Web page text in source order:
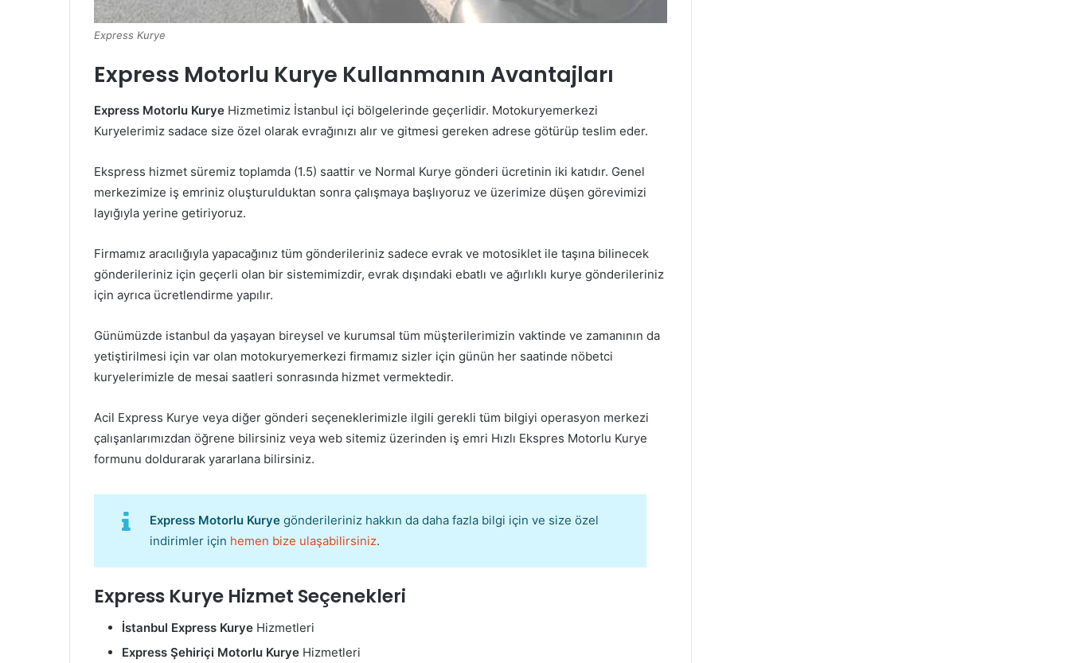
Express Kurye
Express Motorlu Kurye Kullanmanın Avantajları
Express Motorlu Kurye Hizmetimiz İstanbul içi bölgelerinde geçerlidir. Motokuryemerkezi
Kuryelerimiz sadace size özel olarak evrağınızı alır ve gitmesi gereken adrese götürüp teslim eder.
Ekspress hizmet süremiz toplamda (1.5) saattir ve Normal Kurye gönderi ücretinin iki katıdır. Genel
merkezimize iş emriniz oluşturulduktan sonra çalışmaya başlıyoruz ve üzerimize düşen görevimizi
layığıyla yerine getiriyoruz.
Firmamız aracılığıyla yapacağınız tüm gönderileriniz sadece evrak ve motosiklet ile taşına bilinecek
gönderileriniz için geçerli olan bir sistemimizdir, evrak dışındaki ebatlı ve ağırlıklı kurye gönderileriniz
için ayrıca ücretlendirme yapılır.
Günümüzde istanbul da yaşayan bireysel ve kurumsal tüm müşterilerimizin vaktinde ve zamanının da
yetiştirilmesi için var olan motokuryemerkezi firmamız sizler için günün her saatinde nöbetci
kuryelerimizle de mesai saatleri sonrasında hizmet vermektedir.
Acil Express Kurye veya diğer gönderi seçeneklerimizle ilgili gerekli tüm bilgiyi operasyon merkezi
çalışanlarımızdan öğrene bilirsiniz veya web sitemiz üzerinden iş emri Hızlı Ekspres Motorlu Kurye
formunu doldurarak yararlana bilirsiniz.
Express Motorlu Kurye gönderileriniz hakkın da daha fazla bilgi için ve size özel
indirimler için hemen bize ulaşabilirsiniz.
Express Kurye Hizmet Seçenekleri
İstanbul Express Kurye Hizmetleri
Express Şehiriçi Motorlu Kurye Hizmetleri